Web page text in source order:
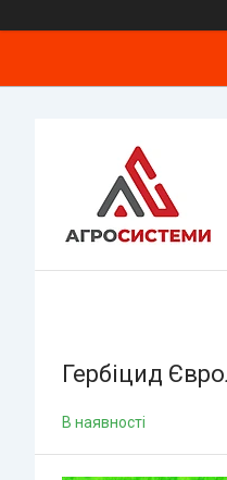
Гербіцид
В наявності